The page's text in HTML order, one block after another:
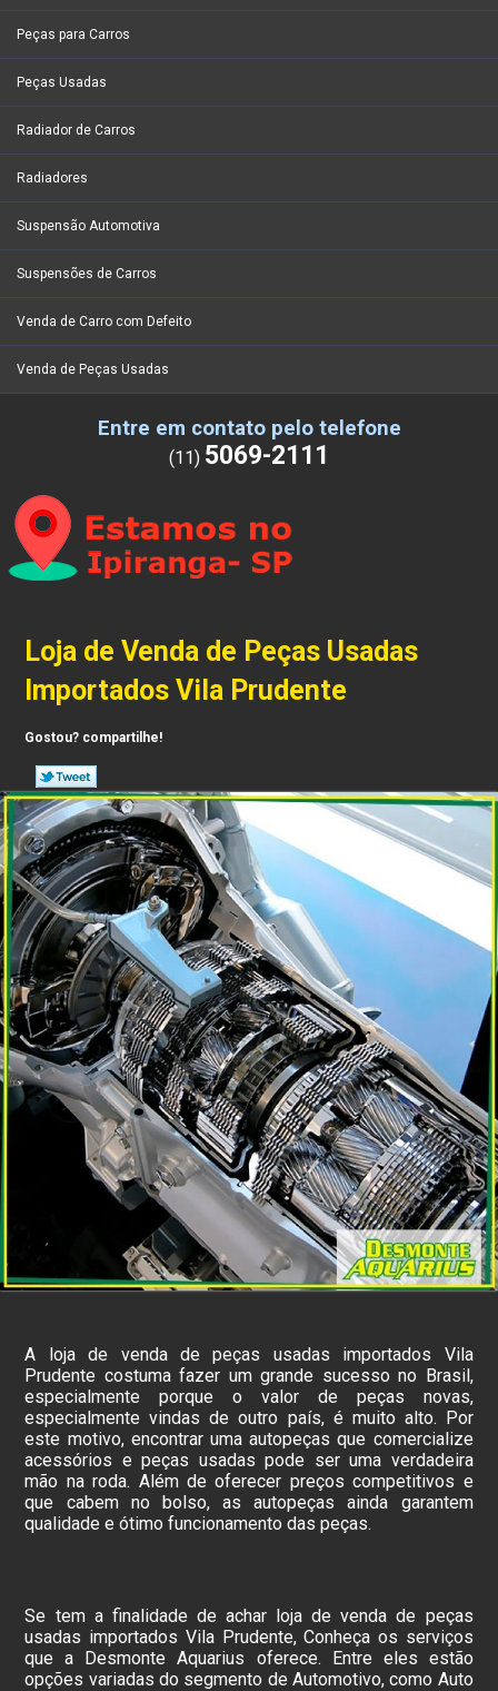
Peças para Carros
Peças Usadas
Radiador de Carros
Radiadores
Suspensão Automotiva
Suspensões de Carros
Venda de Carro com Defeito
Venda de Peças Usadas
Entre em contato pelo telefone
(11) 5069-2111
Loja de Venda de Peças Usadas
Importados Vila Prudente
Gostou? compartilhe!
A loja de venda de peças usadas importados Vila
Prudente costuma fazer um grande sucesso no Brasil,
especialmente porque o valor de peças novas,
especialmente vindas de outro país, é muito alto. Por
este motivo, encontrar uma autopeças que comercialize
acessórios e peças usadas pode ser uma verdadeira
mão na roda. Além de oferecer preços competitivos e
que cabem no bolso, as autopeças ainda garantem
qualidade e ótimo funcionamento das peças.
Se tem a finalidade de achar loja de venda de peças
usadas importados Vila Prudente, Conheça os serviços
que a Desmonte Aquarius oferece. Entre eles estão
opções variadas do segmento de Automotivo, como Auto